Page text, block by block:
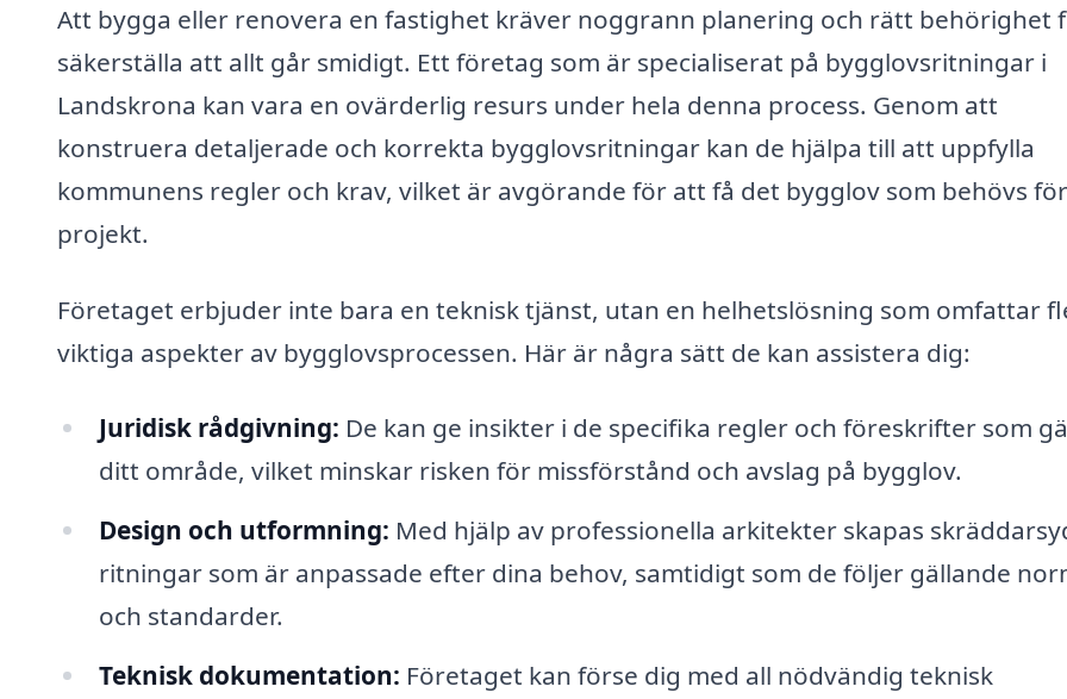
Att bygga eller renovera en fastighet kräver noggrann planering och rätt behörighet
säkerställa att allt går smidigt. Ett företag som är specialiserat på bygglovsritningar i
Landskrona kan vara en ovärderlig resurs under hela denna process. Genom att
konstruera detaljerade och korrekta bygglovsritningar kan de hjälpa till att uppfylla
kommunens regler och krav, vilket är avgörande för att få det bygglov som behövs
projekt.
Företaget erbjuder inte bara en teknisk tjänst, utan en helhetslösning som omfattar
viktiga aspekter av bygglovsprocessen. Här är några sätt de kan assistera dig:
Juridisk rådgivning: De kan ge insikter i de specifika regler och föreskrifter som
ditt område, vilket minskar risken för missförstånd och avslag på bygglov.
Design och utformning: Med hjälp av professionella arkitekter skapas
ritningar som är anpassade efter dina behov, samtidigt som de följer gällande
och standarder.
Teknisk dokumentation: Företaget kan förse dig med all nödvändig teknisk